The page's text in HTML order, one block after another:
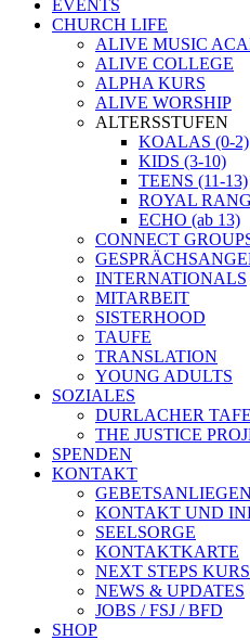
EVENTS
CHURCH LIFE
ALIVE MUSIC
ALIVE COLLEGE
ALPHA KURS
ALIVE WORSHIP
ALTERSSTUFEN
KOALAS (0-2)
KIDS (3-10)
TEENS (11-13)
ROYAL
ECHO (ab 13)
CONNECT
INTERNATIONALS
MITARBEIT
SISTERHOOD
TAUFE
TRANSLATION
YOUNG ADULTS
SOZIALES
DURLACHER
THE JUSTICE
SPENDEN
KONTAKT
GEBETSANLIEGEN
KONTAKT UND
SEELSORGE
KONTAKTKARTE
NEXT STEPS KURS
NEWS & UPDATES
JOBS / FSJ / BFD
SHOP